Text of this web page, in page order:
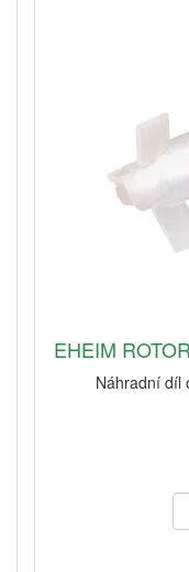
EHEIM
Náhradní díl